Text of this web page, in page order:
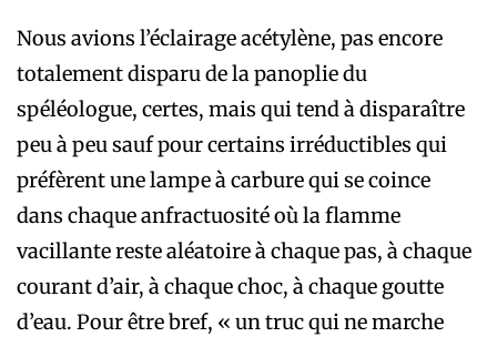
Nous avions l’éclairage acétylène, pas encore
totalement disparu de la panoplie du
spéléologue, certes, mais qui tend à disparaître
peu à peu sauf pour certains irréductibles qui
préfèrent une lampe à carbure qui se coince
dans chaque anfractuosité où la flamme
vacillante reste aléatoire à chaque pas, à chaque
courant d’air, à chaque choc, à chaque goutte
d’eau. Pour être bref, « un truc qui ne marche